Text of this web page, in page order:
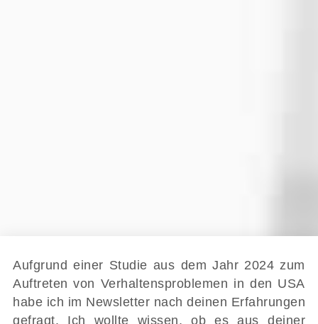
Aufgrund einer Studie aus dem Jahr 2024 zum
Auftreten von Verhaltensproblemen in den USA
habe ich im Newsletter nach deinen Erfahrungen
gefragt. Ich wollte wissen, ob es aus deiner